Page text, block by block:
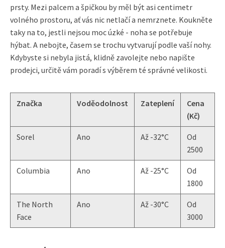
prsty. Mezi palcem a špičkou by měl být asi centimetr
volného prostoru, ať vás nic netlačí a nemrznete. Koukněte
taky na to, jestli nejsou moc úzké - noha se potřebuje
hýbat. A nebojte, časem se trochu vytvarují podle vaší nohy.
Kdybyste si nebyla jistá, klidně zavolejte nebo napište
prodejci, určitě vám poradí s výběrem té správné velikosti.
Značka Voděodolnost Zateplení
Cena
(Kč)
Sorel Ano Až -32°C
Od
2500
Columbia Ano Až -25°C
Od
1800
The North
Face
Ano Až -30°C
Od
3000